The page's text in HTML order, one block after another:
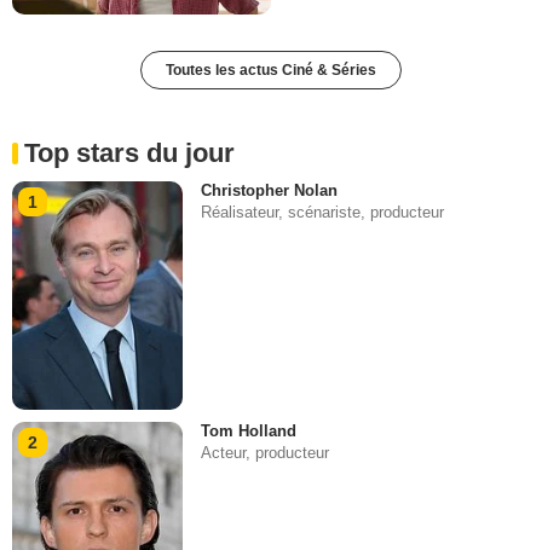
Toutes les actus Ciné & Séries
Top stars du jour
1
Christopher Nolan
Réalisateur, scénariste, producteur
2
Tom Holland
Acteur, producteur